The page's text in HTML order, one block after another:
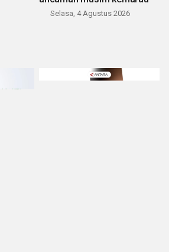
Selasa, 4 Agustus 2026